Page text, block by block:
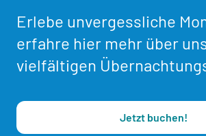
Erlebe unvergessliche
erfahre hier mehr über
vielfältigen
Jetzt buchen!